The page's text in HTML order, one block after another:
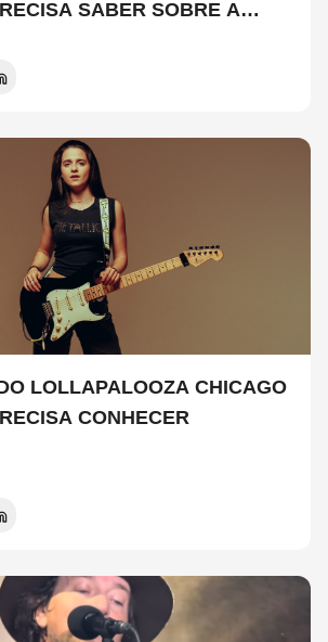
SABER SOBRE A
LOLLAPALOOZA CHICAGO
CONHECER